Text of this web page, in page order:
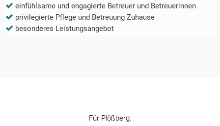
einfühlsame und engagierte Betreuer und Betreuerinnen
privilegierte Pflege und Betreuung Zuhause
besonderes Leistungsangebot
Für Plößberg: